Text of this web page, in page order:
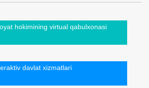
hokimining virtual qabulxonasi
davlat xizmatlari